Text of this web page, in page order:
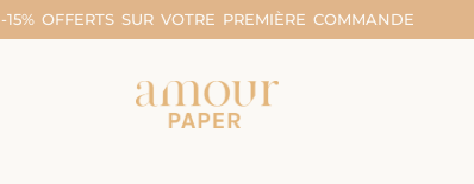
-15% OFFERTS SUR VOTRE PREMIÈRE COMMANDE